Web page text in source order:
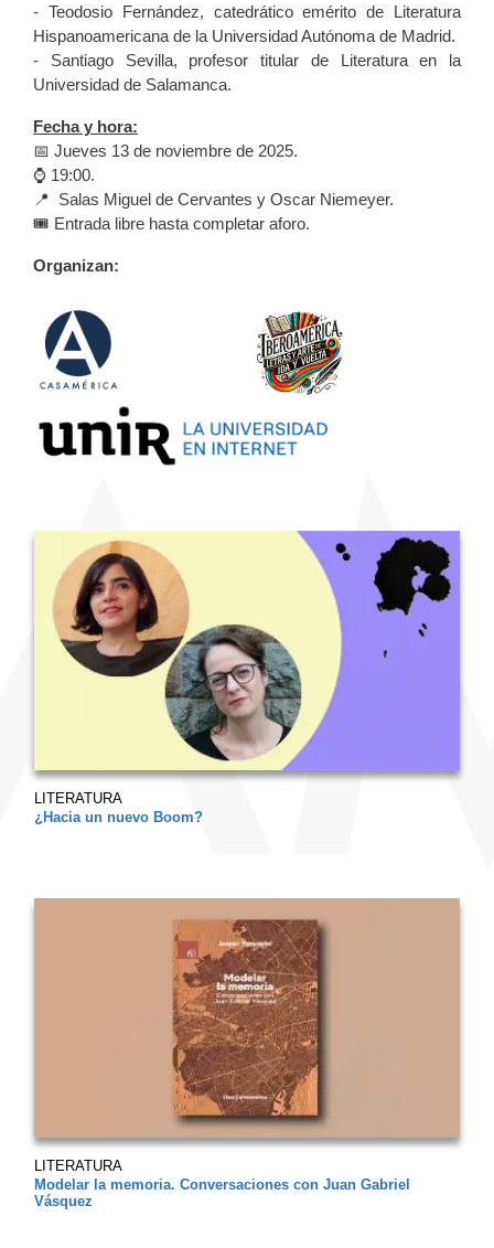
- Teodosio Fernández, catedrático emérito de Literatura
Hispanoamericana de la Universidad Autónoma de Madrid.
- Santiago Sevilla, profesor titular de Literatura en la
Universidad de Salamanca.
Fecha y hora:
📅 Jueves 13 de noviembre de 2025.
⌚ 19:00.
📍 Salas Miguel de Cervantes y Oscar Niemeyer.
🎟️ Entrada libre hasta completar aforo.
Organizan:
LITERATURA
¿Hacia un nuevo Boom?
LITERATURA
Modelar la memoria. Conversaciones con Juan Gabriel
Vásquez